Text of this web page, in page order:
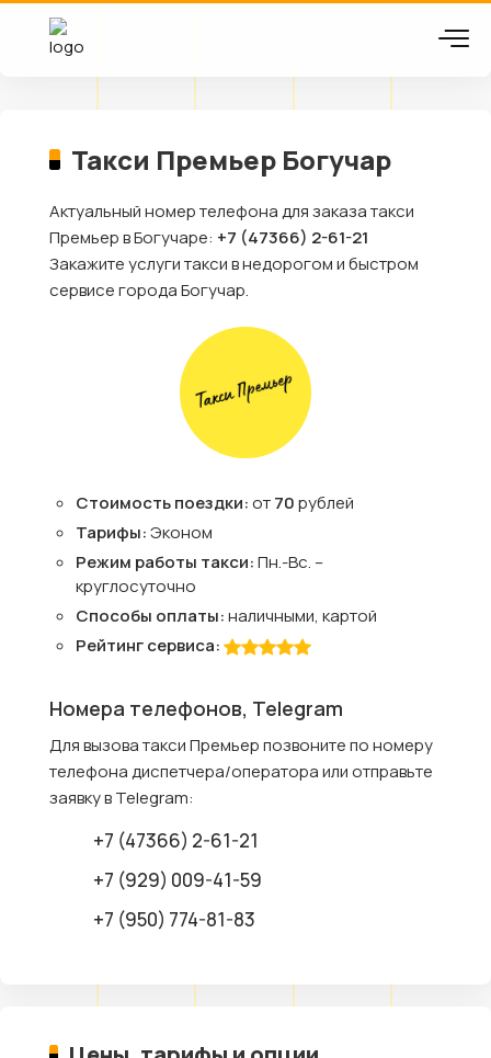
Такси Премьер Богучар
Актуальный номер телефона для заказа такси
Премьер в Богучаре: +7 (47366) 2-61-21
Закажите услуги такси в недорогом и быстром
сервисе города Богучар.
Стоимость поездки:от70рублей
Тарифы:Эконом
Режим работы такси:Пн.-Вс. –
круглосуточно
Способы оплаты:наличными, картой
Рейтинг сервиса:
Номера телефонов, Telegram
Для вызова такси Премьер позвоните по номеру
телефона диспетчера/оператора или отправьте
заявку в Telegram:
+7 (47366) 2-61-21
+7 (929) 009-41-59
+7 (950) 774-81-83